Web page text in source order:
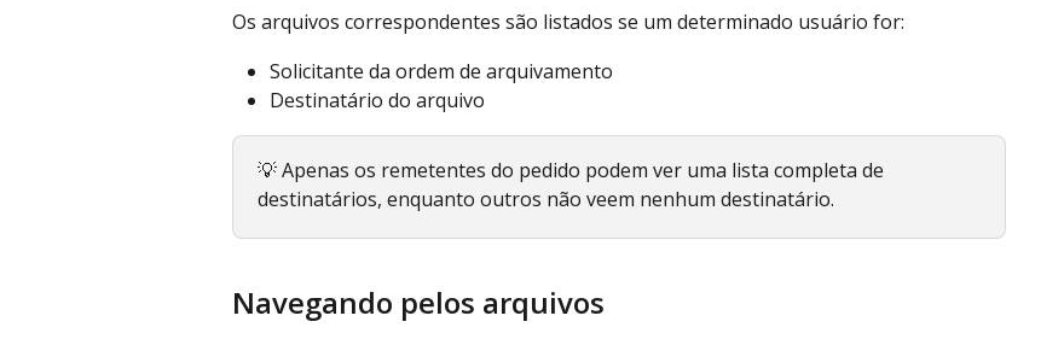
Os arquivos correspondentes são listados se um determinado usuário for:
Solicitante da ordem de arquivamento
Destinatário do arquivo
💡 Apenas os remetentes do pedido podem ver uma lista completa de
destinatários, enquanto outros não veem nenhum destinatário.
Navegando pelos arquivos